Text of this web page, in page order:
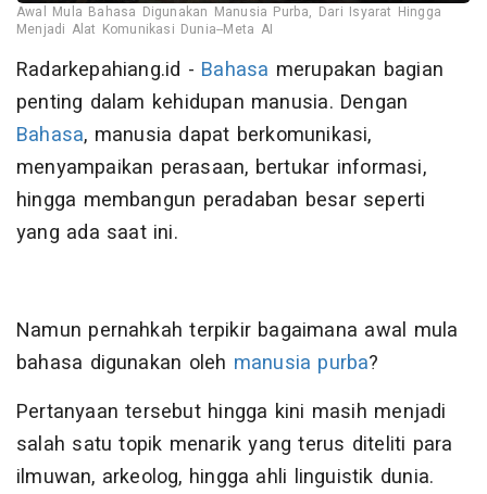
Awal Mula Bahasa Digunakan Manusia Purba, Dari Isyarat Hingga
Menjadi Alat Komunikasi Dunia--Meta AI
Radarkepahiang.id - Bahasa merupakan bagian
penting dalam kehidupan manusia. Dengan
Bahasa, manusia dapat berkomunikasi,
menyampaikan perasaan, bertukar informasi,
hingga membangun peradaban besar seperti
yang ada saat ini.
Namun pernahkah terpikir bagaimana awal mula
bahasa digunakan oleh manusia purba?
Pertanyaan tersebut hingga kini masih menjadi
salah satu topik menarik yang terus diteliti para
ilmuwan, arkeolog, hingga ahli linguistik dunia.